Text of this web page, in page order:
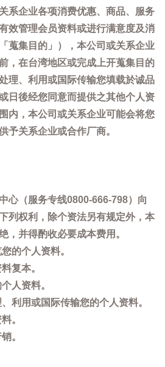
系企业各项消费优惠、商品、服务
效管理会员资料或进行满意度及消
蒐集目的」），本公司或关系企业
，在台湾地区或完成上开蒐集目的
理、利用或国际传输您填载於诚品
日後经您同意而提供之其他个人资
内，本公司或关系企业可能会将您
予关系企业或合作厂商。
心（服务专线0800-666-798）向
列权利，除个资法另有规定外，本
，并得酌收必要成本费用。
的个人资料。
复本。
人资料。
利用或国际传输您的个人资料。
。
。